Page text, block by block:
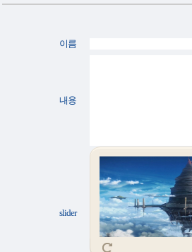
이름
내용
slider